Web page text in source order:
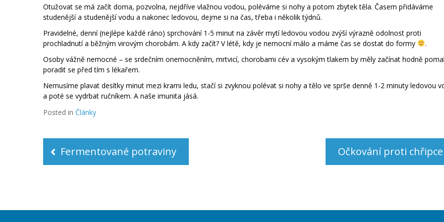
Otužovat se má začít doma, pozvolna, nejdříve vlažnou vodou, poléváme si nohy a potom zbytek těla. Časem přidáváme
studenější a studenější vodu a nakonec ledovou, dejme si na čas, třeba i několik týdnů.
Pravidelné, denní (nejlépe každé ráno) sprchování 1-5 minut na závěr mytí ledovou vodou zvýší výrazně odolnost proti
prochladnutí a běžným virovým chorobám. A kdy začít? V létě, kdy je nemocní málo a máme čas se dostat do formy
.
Osoby vážně nemocné – se srdečním onemocněním, mrtvicí, chorobami cév a vysokým tlakem by měly začínat hodně
poradit se před tím s lékařem.
Nemusíme plavat desítky minut mezi krami ledu, stačí si zvyknou polévat si nohy a tělo ve sprše denně 1-2 minuty ledovou
a poté se vydrbat ručníkem. A naše imunita jásá.
Posted in Články
Navigace
pro
příspěvek
Fermentované potraviny Očkování proti chřipce